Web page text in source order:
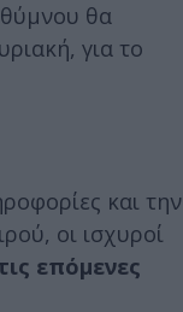
θα
για το
και την
οι ισχυροί
επόμενες